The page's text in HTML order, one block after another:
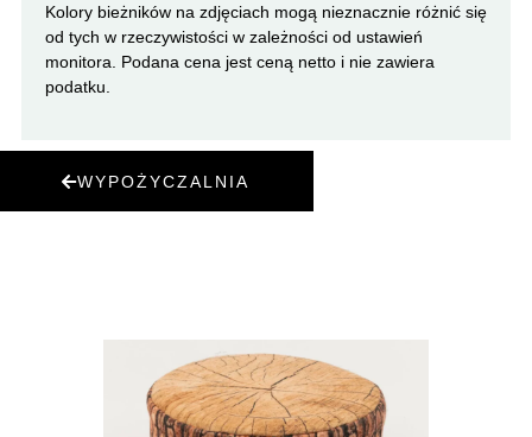
Kolory bieżników na zdjęciach mogą nieznacznie różnić się
od tych w rzeczywistości w zależności od ustawień
monitora. Podana cena jest ceną netto i nie zawiera
podatku.
WYPOŻYCZALNIA